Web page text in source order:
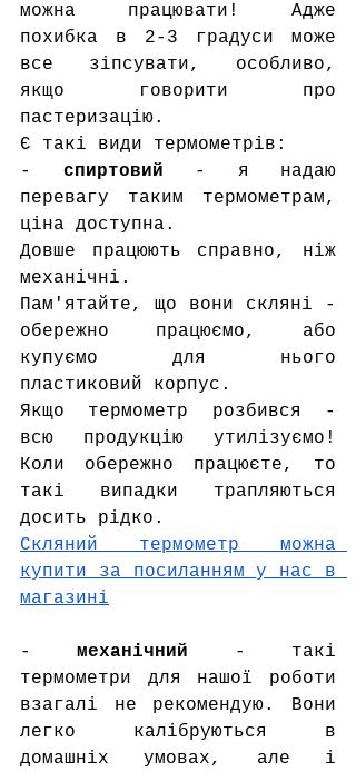
можна працювати! Адже
похибка в 2-3 градуси може
все зіпсувати, особливо,
якщо говорити про
пастеризацію.
Є такі види термометрів:
- спиртовий - я надаю
перевагу таким термометрам,
ціна доступна.
Довше працюють справно, ніж
механічні.
Пам'ятайте, що вони скляні -
обережно працюємо, або
купуємо для нього
пластиковий корпус.
Якщо термометр розбився -
всю продукцію утилізуємо!
Коли обережно працюєте, то
такі випадки трапляються
досить рідко.
Cкляний термометр можна
купити за посиланням у нас в
магазині
- механічний - такі
термометри для нашої роботи
взагалі не рекомендую. Вони
легко калібруються в
домашніх умовах, але і